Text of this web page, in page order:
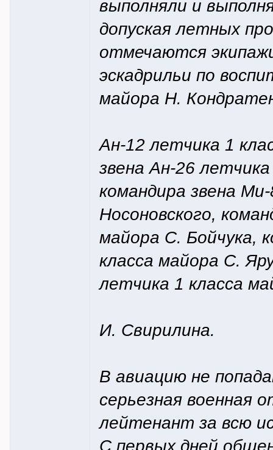
выполняли и
допуская летных
отмечаются
эскадрильи по
майора Н.
Ан-12 летчика 1
звена Ан-26
командира звена
Носоновского,
майора С. Бойчука,
класса майора С.
летчика 1 класса
И. Свирилина.
В авиацию не
серьезная военная
лейтенант за всю
С первых дней